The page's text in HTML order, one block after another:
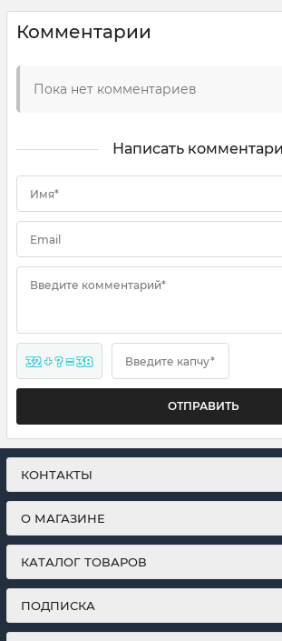
Комментарии
Пока нет комментариев
Написать
Имя*
Email
Введите комментарий*
32 + ? = 38 Введите капчу*
ОТПРАВИТЬ
КОНТАКТЫ
О МАГАЗИНЕ
КАТАЛОГ ТОВАРОВ
ПОДПИСКА